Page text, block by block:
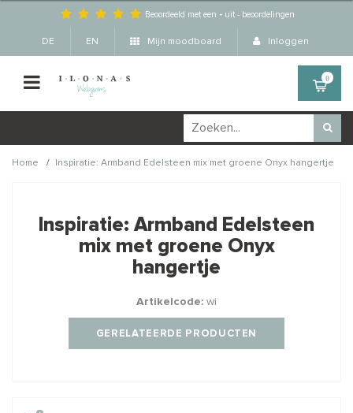
Beoordeeld met een - uit -beoordelingen
DE EN Mijn moodboard Inloggen
0
Home / Inspiratie: Armband Edelsteen mix met groene Onyx hangertje
producten ook interessant
voor je?
Inspiratie: Armband Edelsteen
mix met groene Onyx
hangertje
Artikelcode: wi
GERELATEERDE PRODUCTEN